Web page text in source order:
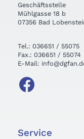
Geschäftsstelle
Mühlgasse 18 b
07356 Bad
Tel.: 036651 / 55075
Fax.: 036651 / 55074
E-Mail:
Service